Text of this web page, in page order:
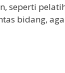
seperti
bidang,